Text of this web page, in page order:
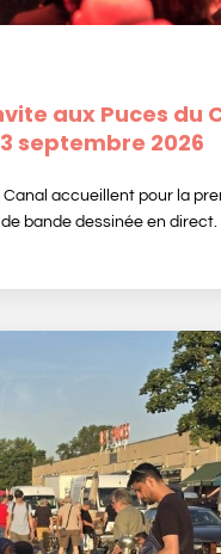
aux Puces du
septembre 2026
Canal accueillent pour la
bande dessinée en direct.